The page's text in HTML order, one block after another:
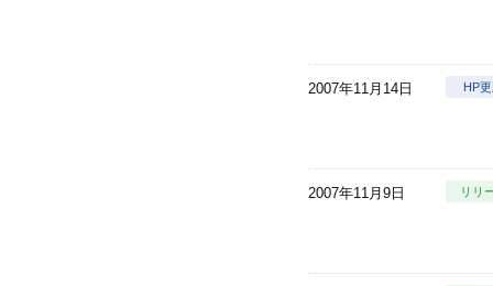
2007年11月14日 HP
2007年11月9日 リリ